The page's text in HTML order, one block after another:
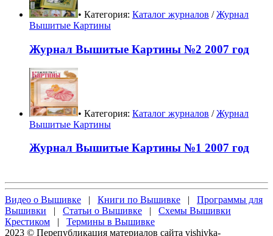
• Категория: Каталог журналов /Журнал
Вышитые Картины
Журнал Вышитые Картины №2 2007 год
• Категория: Каталог журналов /Журнал
Вышитые Картины
Журнал Вышитые Картины №1 2007 год
Видео о Вышивке | Книги по Вышивке | Программы для
Вышивки | Статьи о Вышивке | Схемы Вышивки
Крестиком | Термины в Вышивке
2023 © Перепубликация материалов сайта vishivka-